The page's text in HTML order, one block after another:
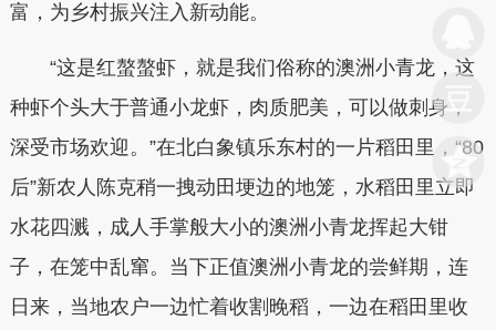
富，为乡村振兴注入新动能。
“这是红螯螯虾，就是我们俗称的澳洲小青龙，这
种虾个头大于普通小龙虾，肉质肥美，可以做刺身，
深受市场欢迎。”在北白象镇乐东村的一片稻田里，“80
后”新农人陈克稍一拽动田埂边的地笼，水稻田里立即
水花四溅，成人手掌般大小的澳洲小青龙挥起大钳
子，在笼中乱窜。当下正值澳洲小青龙的尝鲜期，连
日来，当地农户一边忙着收割晚稻，一边在稻田里收